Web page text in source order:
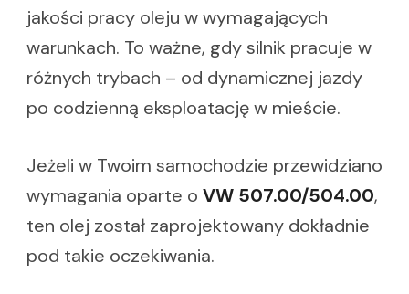
jakości pracy oleju w wymagających
warunkach. To ważne, gdy silnik pracuje w
różnych trybach – od dynamicznej jazdy
po codzienną eksploatację w mieście.
Jeżeli w Twoim samochodzie przewidziano
wymagania oparte o VW 507.00/504.00,
ten olej został zaprojektowany dokładnie
pod takie oczekiwania.